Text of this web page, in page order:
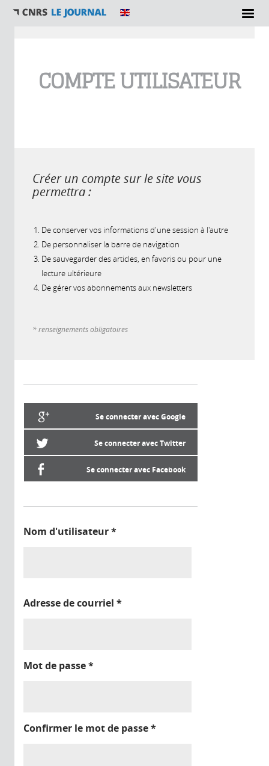
COMPTE UTILISATEUR
Créer un compte sur le site vous
permettra :
De conserver vos informations d'une session à l'autre
De personnaliser la barre de navigation
De sauvegarder des articles, en favoris ou pour une
lecture ultérieure
De gérer vos abonnements aux newsletters
* renseignements obligatoires
Se connecter avec Google
Se connecter avec Twitter
Se connecter avec Facebook
Nom d'utilisateur*
Adresse de courriel *
Mot de passe*
Confirmer le mot de passe*